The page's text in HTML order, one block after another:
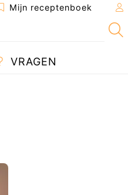
Mijn receptenboek
VRAGEN